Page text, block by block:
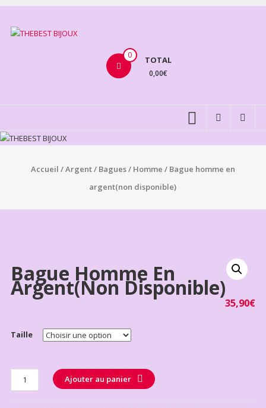
Aller
contenu
BIJOUX
0 TOTAL
0,00€
Accueil /Argent/ Bagues/ Homme / Bague homme en
argent(non disponible)
Bague Homme En
Argent(non Disponible)
35,90€
Taille
Quantité Ajouter au panier